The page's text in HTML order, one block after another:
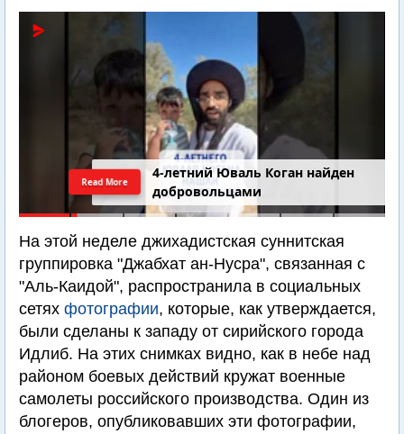
4-летний Юваль Коган найден
добровольцами
Read More
На этой неделе джихадистская суннитская
группировка "Джабхат ан-Нусра", связанная с
"Аль-Каидой", распространила в социальных
сетях фотографии, которые, как утверждается,
были сделаны к западу от сирийского города
Идлиб. На этих снимках видно, как в небе над
районом боевых действий кружат военные
самолеты российского производства. Один из
блогеров, опубликовавших эти фотографии,